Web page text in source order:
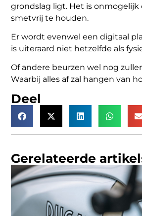
grondslag ligt. Het is onmogelijk
smetvrij te houden.
Er wordt evenwel een digitaal
is uiteraard niet hetzelfde als
Of andere beurzen wel nog
Waarbij alles af zal hangen van
Deel
Gerelateerde